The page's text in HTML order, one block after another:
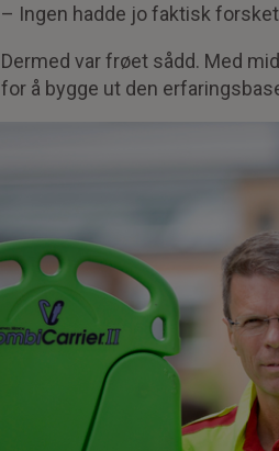
– Ingen hadde jo faktisk
Dermed var frøet sådd. Med
for å bygge ut den